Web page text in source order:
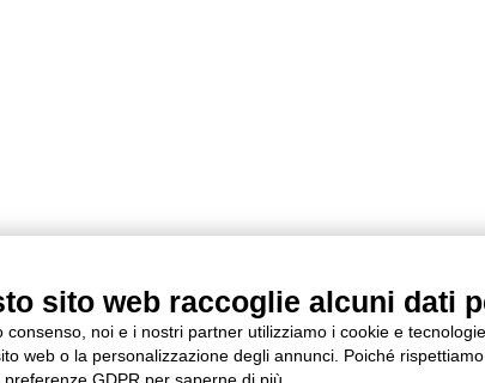
sito web raccoglie alcuni dati
consenso, noi e i nostri partner utilizziamo i cookie e
web o la personalizzazione degli annunci. Poiché